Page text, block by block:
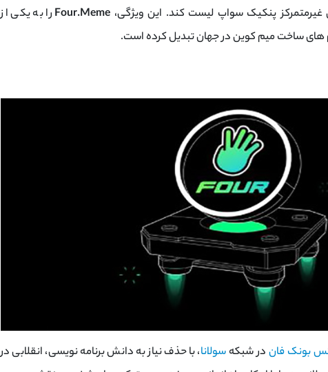
غیرمتمرکز پنکیک ‌سواپ لیست کند. این ویژگی، Four.Meme را به یکی از
‌های ساخت میم‌ کوین در جهان تبدیل کرده است.
بونک فان در شبکه سولانا، با حذف نیاز به دانش برنامه ‌نویسی، انقلابی در